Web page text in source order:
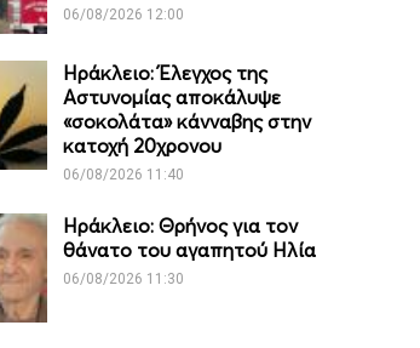
06/08/2026 12:00
Ηράκλειο: Έλεγχος της
Αστυνομίας αποκάλυψε
«σοκολάτα» κάνναβης στην
κατοχή 20χρονου
06/08/2026 11:40
Ηράκλειο: Θρήνος για τον
θάνατο του αγαπητού Ηλία
06/08/2026 11:30